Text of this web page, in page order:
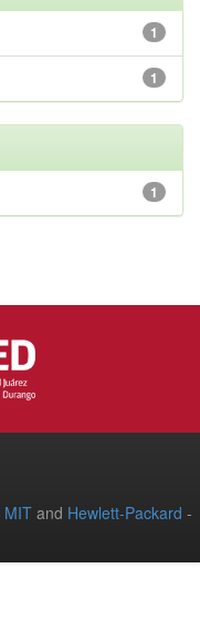
1
1
1
MIT and Hewlett-Packard -